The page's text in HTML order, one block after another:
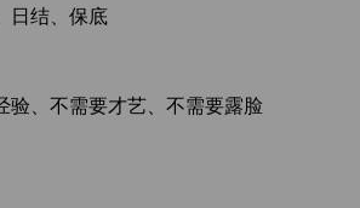
日结、保底
验、不需要才艺、不需要露脸